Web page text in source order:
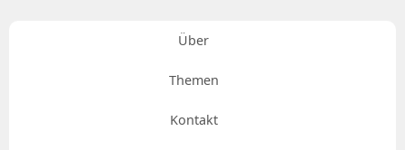
Über
Themen
Kontakt